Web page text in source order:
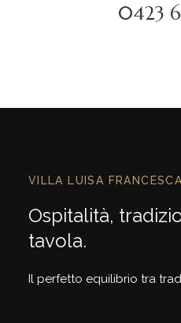
0423
VILLA LUISA FRANCESCA
Ospitalità,
tavola.
Il perfetto equilibrio tra